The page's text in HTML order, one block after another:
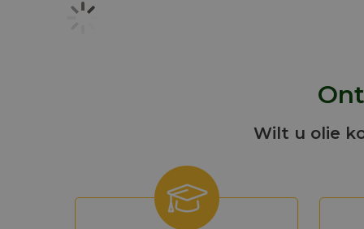
Wilt u olie